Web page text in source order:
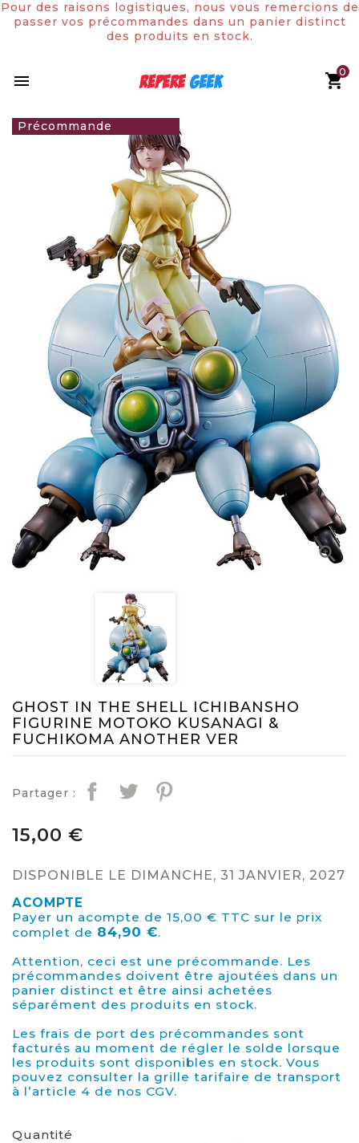

Pour des raisons logistiques, nous vous remercions de
passer vos précommandes dans un panier distinct
des produits en stock.
0

GHOST IN THE SHELL ICHIBANSHO
FIGURINE MOTOKO KUSANAGI &
FUCHIKOMA ANOTHER VER
Partager :
15,00 €
DISPONIBLE LE DIMANCHE, 31 JANVIER, 2027
ACOMPTE
Payer un acompte de 15,00 € TTC sur le prix
complet de 84,90 €.
Attention, ceci est une précommande. Les
précommandes doivent être ajoutées dans un
panier distinct et être ainsi achetées
séparément des produits en stock.
Les frais de port des précommandes sont
facturés au moment de régler le solde lorsque
les produits sont disponibles en stock. Vous
pouvez consulter la grille tarifaire de transport
à l’article 4 de nos CGV.
Quantité